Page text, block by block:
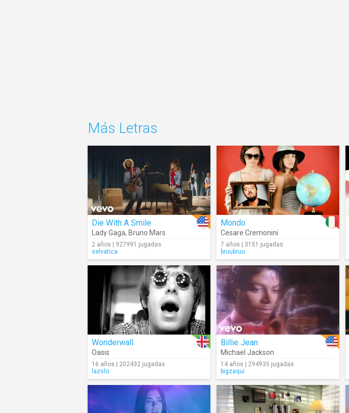
Más Letras
Die With A Smile
Lady Gaga, Bruno Mars
2 años | 927991 jugadas
selvatica
Mondo
Cesare Cremonini
7 años | 3151 jugadas
bruubruu
Wonderwall
Oasis
16 años | 202432 jugadas
lazslo
Billie Jean
Michael Jackson
14 años | 294935 jugadas
bigzaqui